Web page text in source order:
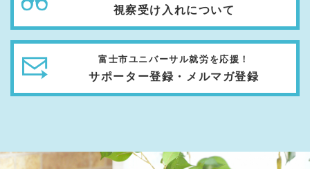
視察受け入れについて
富士市ユニバーサル就労を応援！
サポーター登録・メルマガ登録